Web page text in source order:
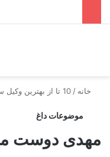
خانه / 10 تا از بهترین وکیل سمنان 🥇【آپدیت جدید】
موضوعات داغ
مهدی دوست